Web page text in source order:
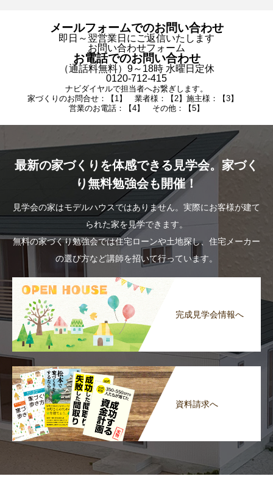
メールフォームでのお問い合わせ
即日～翌営業日にご返信いたします
お問い合わせフォーム
お電話でのお問い合わせ
（通話料無料）9～18時 水曜日定休
0120-712-415
ナビダイヤルで担当者へお繋ぎします。
家づくりのお問合せ：【1】 業者様：【2】施主様：【3】
営業のお電話：【4】 その他：【5】
最新の家づくりを体感できる見学会。家づく
り無料勉強会も開催！
見学会の家はモデルハウスではありません。実際にお客様が建て
られた家を見学できます。
無料の家づくり勉強会では住宅ローンや土地探し、住宅メーカー
の選び方など講師を招いて行っています。
完成見学会情報へ
資料請求へ